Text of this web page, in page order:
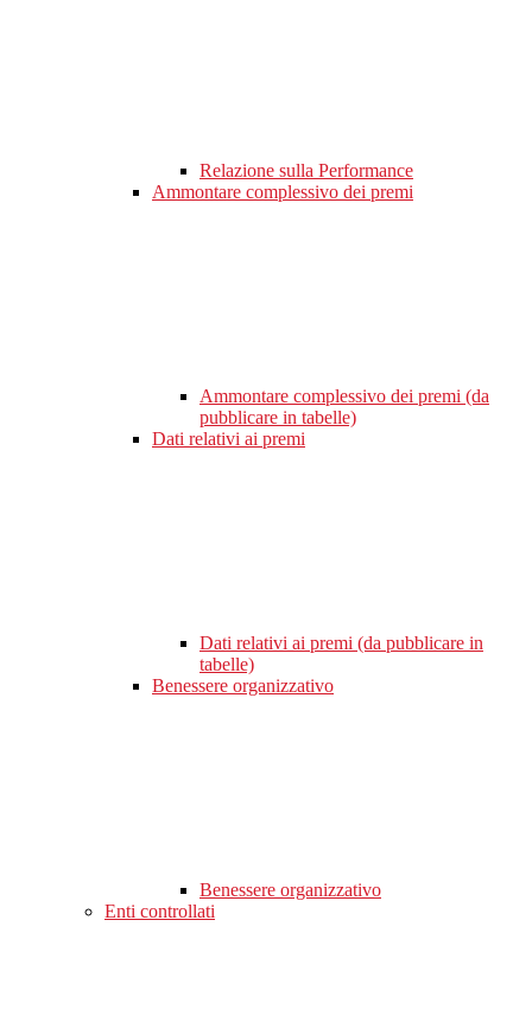
Relazione sulla Performance
Ammontare complessivo dei premi
Ammontare complessivo dei premi (da
pubblicare in tabelle)
Dati relativi ai premi
Dati relativi ai premi (da pubblicare in
tabelle)
Benessere organizzativo
Benessere organizzativo
Enti controllati